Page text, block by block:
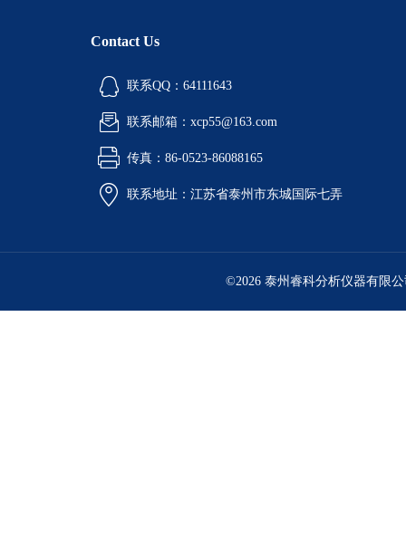
Contact Us
联系QQ：64111643
联系邮箱：xcp55@163.com
传真：86-0523-86088165
联系地址：江苏省泰州市东城国际七弄
©2026 泰州睿科分析仪器有限